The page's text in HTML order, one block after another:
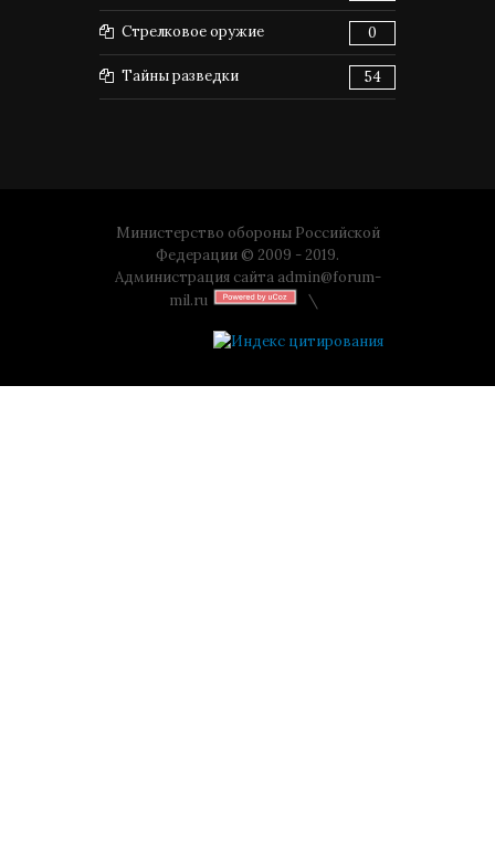
Стрелковое оружие 0
Тайны разведки 54
Министерство обороны Российской
Федерации © 2009 - 2019.
Администрация сайта admin@forum-
mil.ru